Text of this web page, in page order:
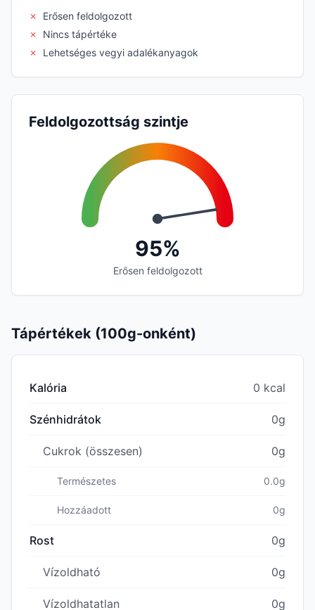
✗
Erősen feldolgozott
✗
Nincs tápértéke
✗
Lehetséges vegyi adalékanyagok
Feldolgozottság szintje
95%
Erősen feldolgozott
Tápértékek (100g-onként)
Kalória 0 kcal
Szénhidrátok 0g
Cukrok (összesen) 0g
Természetes 0.0g
Hozzáadott 0g
Rost 0g
Vízoldható 0g
Vízoldhatatlan 0g